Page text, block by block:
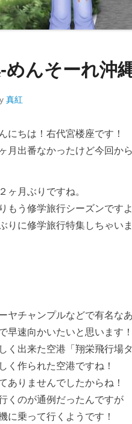
-めんそーれ
真紅
にちは！右代宮楼座です！
月出番なかったけど今回か
ヶ月ぶりですね。
もう修学旅行シーズンですよ
りに修学旅行特集しちゃい
ヤチャンプルなどで有名な
早速向かいたいと思います！
く出来た空港「翔栄飛行場
く作られた空港ですね！
ありませんでしたからね！
くのが通例だったんですが
に乗って行くようです！